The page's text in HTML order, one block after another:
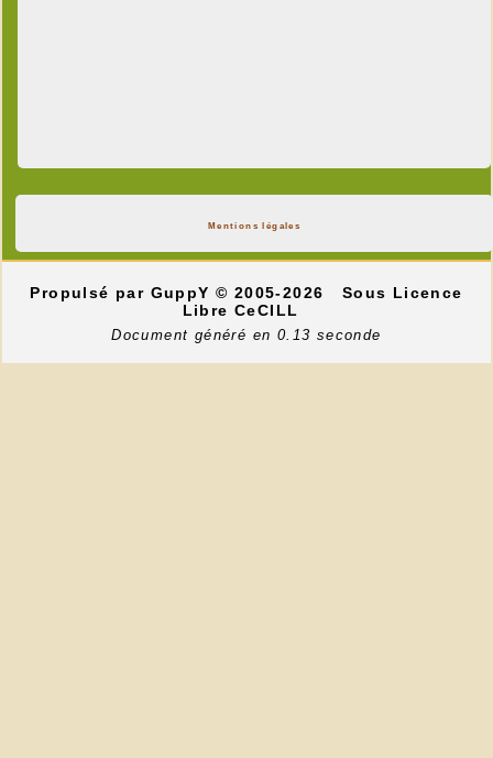
Mentions légales
Propulsé par GuppY© 2005-2026
Sous Licence
Libre CeCILL
Document généré en 0.13 seconde